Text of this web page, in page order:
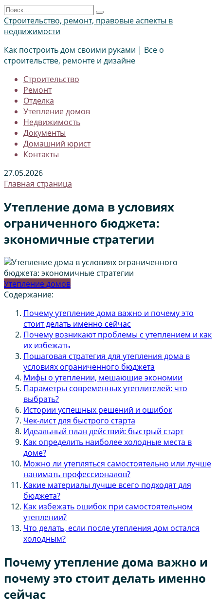
Перейти
к
содержанию
Search
for:
Строительство, ремонт, правовые аспекты в
недвижимости
Как построить дом своими руками | Все о
строительстве, ремонте и дизайне
Строительство
Ремонт
Отделка
Утепление домов
Недвижимость
Документы
Домашний юрист
Контакты
27.05.2026
Главная страница
Утепление дома в условиях
ограниченного бюджета:
экономичные стратегии
Утепление домов
Содержание:
Почему утепление дома важно и почему это
стоит делать именно сейчас
Почему возникают проблемы с утеплением и как
их избежать
Пошаговая стратегия для утепления дома в
условиях ограниченного бюджета
Мифы о утеплении, мешающие экономии
Параметры современных утеплителей: что
выбрать?
Истории успешных решений и ошибок
Чек-лист для быстрого старта
Идеальный план действий: быстрый старт
Как определить наиболее холодные места в
доме?
Можно ли утепляться самостоятельно или лучше
нанимать профессионалов?
Какие материалы лучше всего подходят для
бюджета?
Как избежать ошибок при самостоятельном
утеплении?
Что делать, если после утепления дом остался
холодным?
Почему утепление дома важно и
почему это стоит делать именно
сейчас